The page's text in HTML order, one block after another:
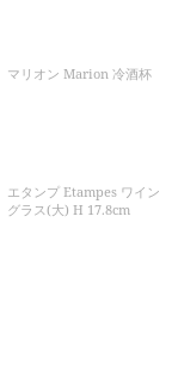
マリオン Marion 冷酒杯
エタンプ Etampes ワイン
グラス(大) H 17.8cm